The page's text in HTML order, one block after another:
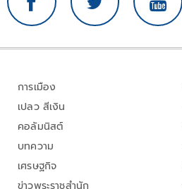
การเมือง
เปลว สีเงิน
คอลัมนิสต์
บทความ
เศรษฐกิจ
ข่าวพระราชสำนัก